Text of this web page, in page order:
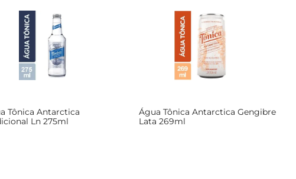
valor às suas experiências sociais. Aproveite cada gole e
Tônica Antarctica
Ln 275ml
Água Tônica Antarctica Gengibre
Lata 269ml